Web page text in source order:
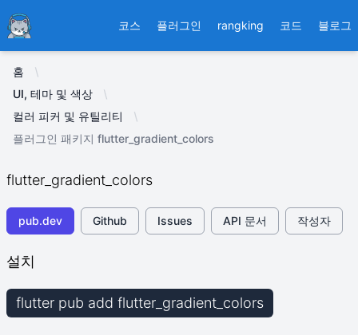
Ducafecat 코스 플러그인 rangking 코드 블로그
홈
UI, 테마 및 색상
컬러 피커 및 유틸리티
플러그인 패키지 flutter_gradient_colors
flutter_gradient_colors
pub.dev Github Issues API 문서 작성자
설치
flutter pub add flutter_gradient_colors